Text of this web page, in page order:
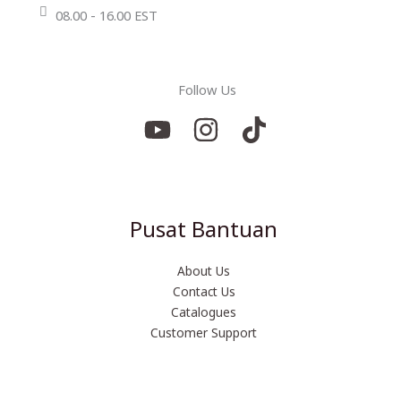
08.00 - 16.00 EST
Follow Us
Pusat Bantuan
About Us
Contact Us
Catalogues
Customer Support